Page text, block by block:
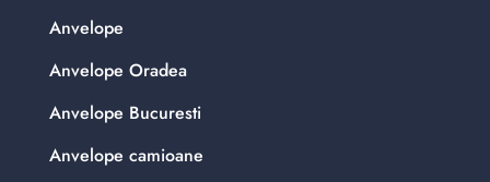
Anvelope
Anvelope Oradea
Anvelope Bucuresti
Anvelope camioane